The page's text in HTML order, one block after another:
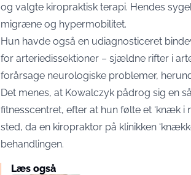
og valgte kiropraktisk terapi. Hendes
migræne og hypermobilitet.
Hun havde også en udiagnosticeret
for arteriedissektioner – sjældne rifter i
forårsage neurologiske problemer,
Det menes, at Kowalczyk pådrog sig en
fitnesscentret, efter at hun følte et ‘knæk i
sted, da en kiropraktor på klinikken
behandlingen.
Læs også